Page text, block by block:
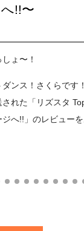
!!〜
ょ〜！
ンス！さくらです！
された「リズスタ
へ!!」のレビューを